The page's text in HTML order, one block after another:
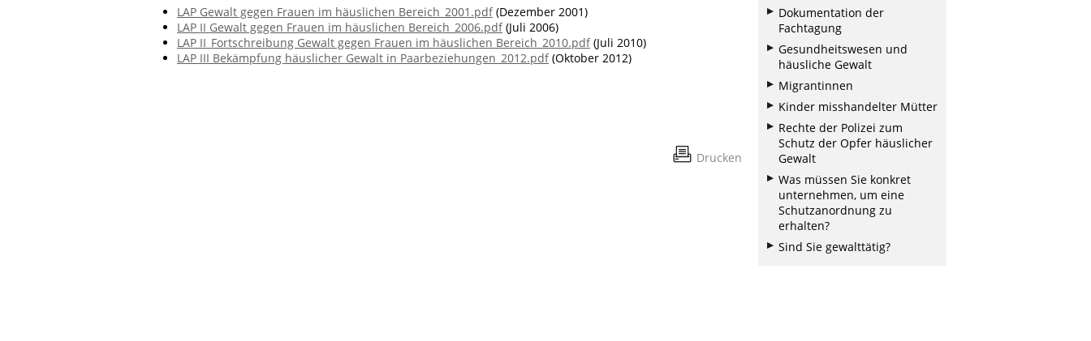
LAP Gewalt gegen Frauen im häuslichen Bereich_2001.pdf(Dezember 2001)
LAP II Gewalt gegen Frauen im häuslichen Bereich_2006.pdf(Juli 2006)
LAP II_Fortschreibung Gewalt gegen Frauen im häuslichen Bereich_2010.pdf(Juli 2010)
LAP III Bekämpfung häuslicher Gewalt in Paarbeziehungen_2012.pdf(Oktober 2012)
Drucken
Dokumentation der
Fachtagung
Gesundheitswesen und
häusliche Gewalt
Migrantinnen
Kinder misshandelter Mütter
Rechte der Polizei zum
Schutz der Opfer häuslicher
Gewalt
Was müssen Sie konkret
unternehmen, um eine
Schutzanordnung zu
erhalten?
Sind Sie gewalttätig?